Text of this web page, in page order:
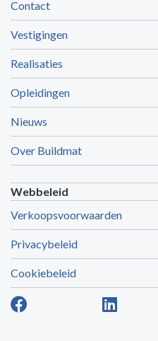
Contact
Vestigingen
Realisaties
Opleidingen
Nieuws
Over Buildmat
Webbeleid
Verkoopsvoorwaarden
Privacybeleid
Cookiebeleid